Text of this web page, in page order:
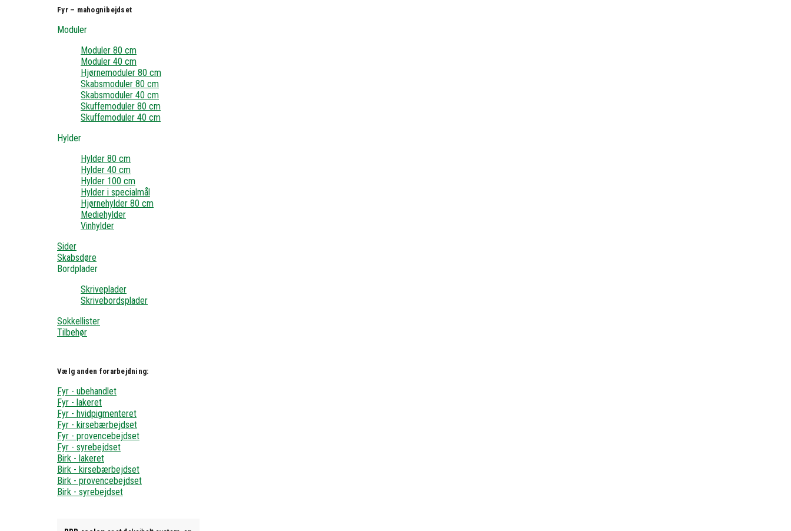
Fyr – mahognibejdset
Moduler
Moduler 80 cm
Moduler 40 cm
Hjørnemoduler 80 cm
Skabsmoduler 80 cm
Skabsmoduler 40 cm
Skuffemoduler 80 cm
Skuffemoduler 40 cm
Hylder
Hylder 80 cm
Hylder 40 cm
Hylder 100 cm
Hylder i specialmål
Hjørnehylder 80 cm
Mediehylder
Vinhylder
Sider
Skabsdøre
Bordplader
Skriveplader
Skrivebordsplader
Sokkellister
Tilbehør
Vælg anden forarbejdning:
Fyr - ubehandlet
Fyr - lakeret
Fyr - hvidpigmenteret
Fyr - kirsebærbejdset
Fyr - provencebejdset
Fyr - syrebejdset
Birk - lakeret
Birk - kirsebærbejdset
Birk - provencebejdset
Birk - syrebejdset